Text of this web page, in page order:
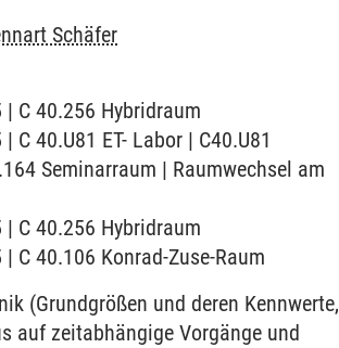
Schäfer
C 40.256 Hybridraum
40.U81 ET- Labor | C40.U81
Seminarraum | Raumwechsel am
C 40.256 Hybridraum
C 40.106 Konrad-Zuse-Raum
(Grundgrößen und deren Kennwerte,
auf zeitabhängige Vorgänge und